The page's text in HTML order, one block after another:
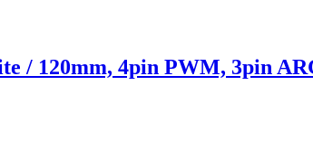
/ 120mm, 4pin PWM, 3pin